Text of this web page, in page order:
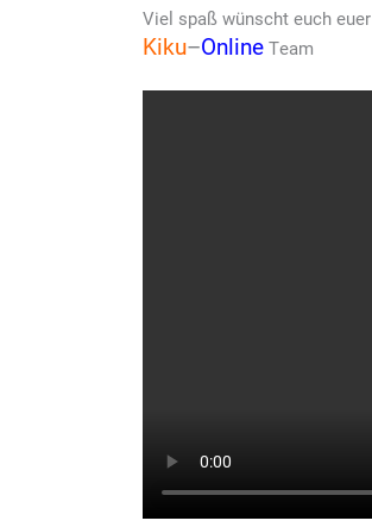
Viel spaß wünscht euch euer
Kiku–Online Team